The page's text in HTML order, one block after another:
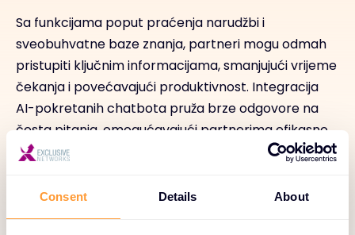
Consent Details About
Sa funkcijama poput praćenja narudžbi i
sveobuhvatne baze znanja, partneri mogu odmah
pristupiti ključnim informacijama, smanjujući vrijeme
čekanja i povećavajući produktivnost. Integracija
AI-pokretanih chatbota pruža brze odgovore na
česta pitanja, omogućavajući partnerima efikasno
rješavanje problema. Ova mogućnost
nezavisnost i olakšavajući pravovremeno donošenje
odluka, dok istovremeno osigurava da budu